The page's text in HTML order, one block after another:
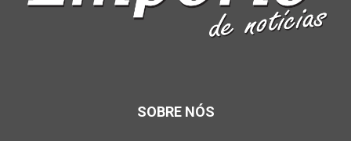
SOBRE NÓS